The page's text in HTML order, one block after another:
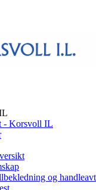
- Korsvoll IL
og